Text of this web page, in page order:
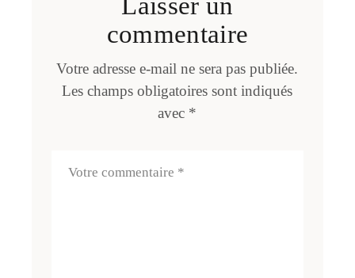
Laisser un
commentaire
Votre adresse e-mail ne sera pas publiée.
Les champs obligatoires sont indiqués
avec *